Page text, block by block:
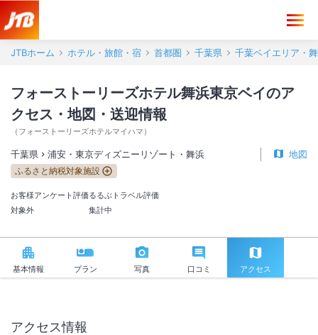
JTBホーム ホテル・旅館・宿 首都圏 千葉県 千葉ベイエリア・
フォーストーリーズホテル舞浜東京ベイのア
クセス・地図・送迎情報
（ フォーストーリーズホテルマイハマ ）
千葉県 浦安・東京ディズニーリゾート・舞浜 地図
ふるさと納税対象施設
お客様アンケート評価
対象外
るるぶトラベル評価
集計中
基本情報 プラン 写真 口コミ アクセス
アクセス情報